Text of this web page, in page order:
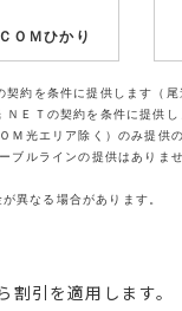
ＯＭひかり
約を条件に提供します（
ＥＴの契約を条件に提供
光エリア除く）のみ提供
ブルラインの提供はありま
異なる場合があります。
引を適用します。